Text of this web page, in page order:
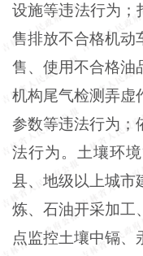
设施等违法行为；
售排放不合格机动
售、使用不合格油
机构尾气检测弄虚
参数等违法行为；
法行为。土壤环
县、地级以上城市
炼、石油开采加工
点监控土壤中镉、